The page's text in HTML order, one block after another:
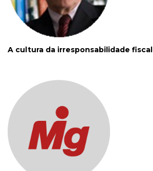
A cultura da irresponsabilidade fiscal